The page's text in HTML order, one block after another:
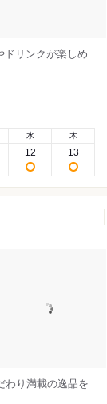
ドリンクが楽しめ
水
12
木
13
わり満載の逸品を